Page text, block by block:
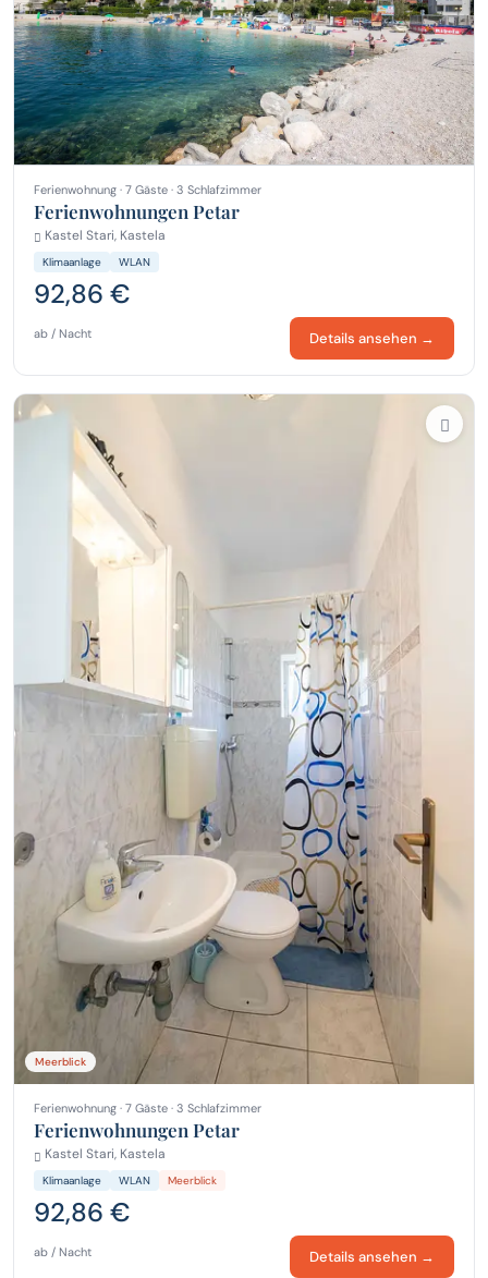
Ferienwohnung · 7 Gäste · 3 Schlafzimmer
Ferienwohnungen Petar
Kastel Stari, Kastela
Klimaanlage WLAN
92,86 €
ab / Nacht Details ansehen →
Meerblick
Ferienwohnung · 7 Gäste · 3 Schlafzimmer
Ferienwohnungen Petar
Kastel Stari, Kastela
Klimaanlage WLAN Meerblick
92,86 €
ab / Nacht Details ansehen →